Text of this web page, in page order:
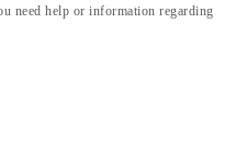
need help or information regarding